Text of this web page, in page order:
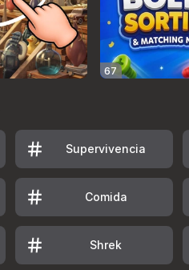
67
Supervivencia
Comida
Shrek